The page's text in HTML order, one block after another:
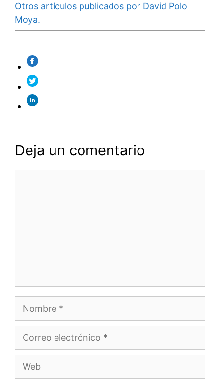
Otros artículos publicados por David Polo
Moya.
Deja un comentario
Nombre
Correo
electrónico
Web